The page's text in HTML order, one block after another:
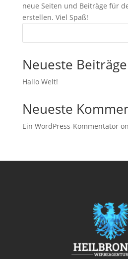
neue Seiten und Beiträge für
erstellen. Viel Spaß!
Neueste Beiträge
Hallo Welt!
Neueste
Ein WordPress-Kommentatoron